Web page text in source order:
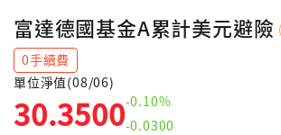
富達德國基金A累計美元避險
0手續費
單位淨值(08/06)
30.3500-0.10%
-0.0300